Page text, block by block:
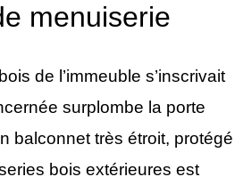
menuiserie
de l’immeuble s’inscrivait
surplombe la porte
balconnet très étroit, protégé
bois extérieures est